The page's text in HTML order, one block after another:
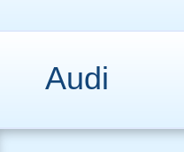
Audi